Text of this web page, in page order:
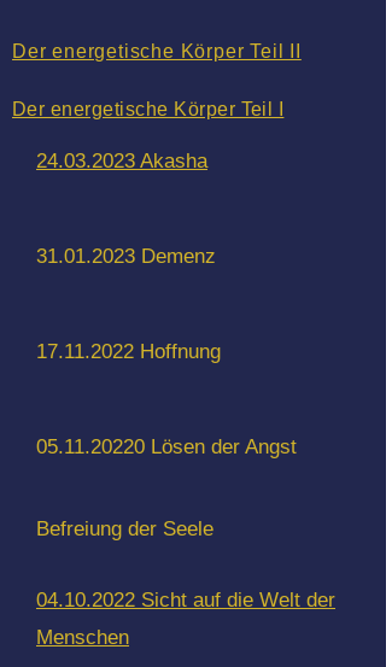
Der energetische Körper Teil II
Der energetische Körper Teil I
24.03.2023 Akasha
31.01.2023 Demenz
17.11.2022 Hoffnung
05.11.20220 Lösen der Angst
Befreiung ​der Seele
04.10.2022 Sicht auf die Welt der
Menschen